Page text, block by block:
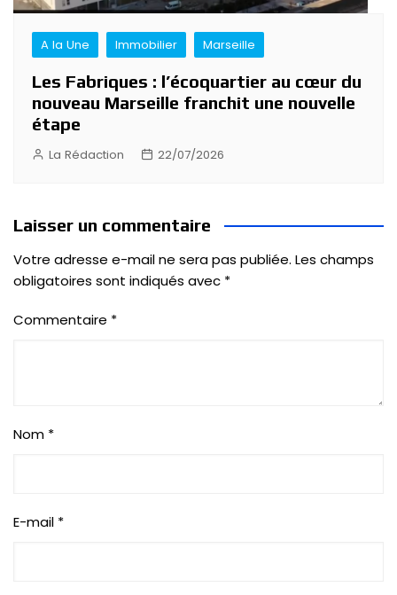
A la Une Immobilier Marseille
Les Fabriques : l’écoquartier au cœur du
nouveau Marseille franchit une nouvelle
étape
La Rédaction 22/07/2026
Laisser un commentaire
Votre adresse e-mail ne sera pas publiée. Les champs
obligatoires sont indiqués avec *
Commentaire *
Nom *
E-mail *